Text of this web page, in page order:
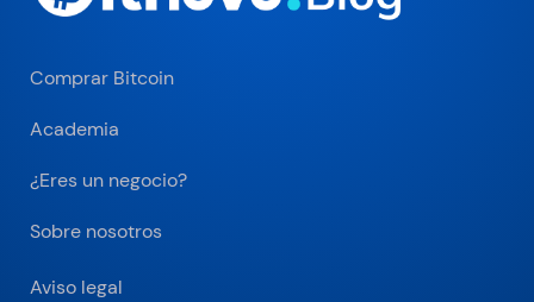
Comprar Bitcoin
Academia
¿Eres un negocio?
Sobre nosotros
Aviso legal